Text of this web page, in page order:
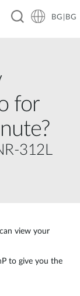
BG|BG
for
312L
view your
to give you the